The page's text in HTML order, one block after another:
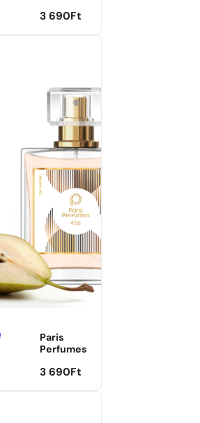
3 690 Ft
Paris
Perfumes
3 690Ft